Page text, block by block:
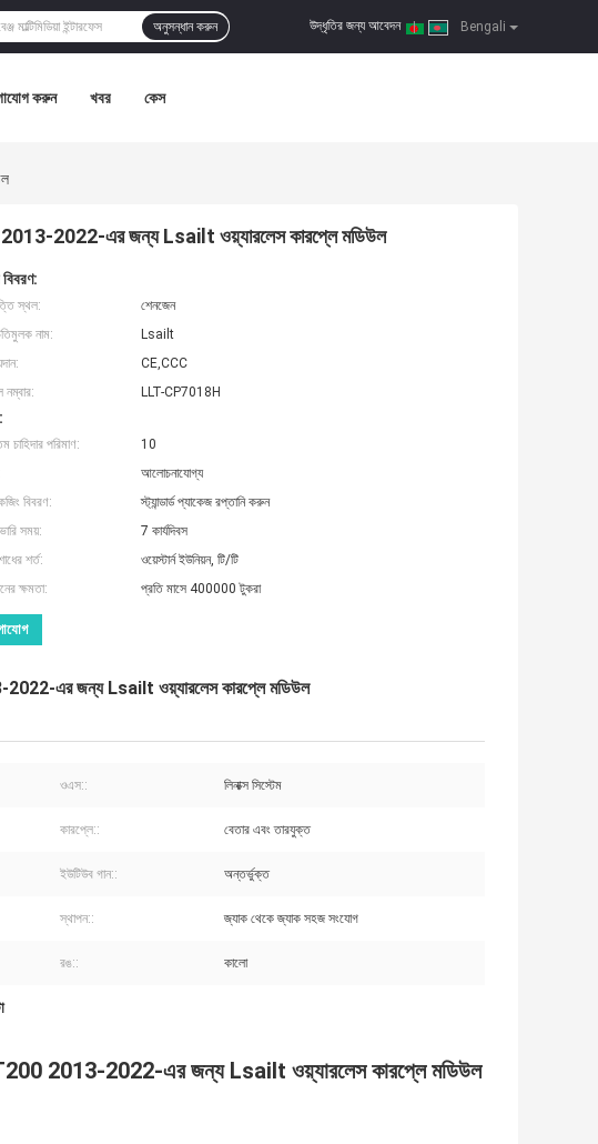
Bengali
উদ্ধৃতির জন্য আবেদন |
অনুসন্ধান করুন
করুন খবর কেস
2022-এর জন্য Lsailt ওয়্যারলেস কারপ্লে মডিউল
স্থল:
শেনজেন
নাম:
Lsailt
CE,CCC
নম্বার:
LLT-CP7018H
চাহিদার পরিমাণ:
10
আলোচনাযোগ্য
বিবরণ:
স্ট্যান্ডার্ড প্যাকেজ রপ্তানি করুন
সময়:
7 কার্যদিবস
শর্ত:
ওয়েস্টার্ন ইউনিয়ন, টি/টি
ক্ষমতা:
প্রতি মাসে 400000 টুকরা
এর জন্য Lsailt ওয়্যারলেস কারপ্লে মডিউল
ওএস:: লিনাক্স সিস্টেম
কারপ্লে:: বেতার এবং তারযুক্ত
ইউটিউব গান:: অন্তর্ভুক্ত
স্থাপন:: জ্যাক থেকে জ্যাক সহজ সংযোগ
রঙ:: কালো
2013-2022-এর জন্য Lsailt ওয়্যারলেস কারপ্লে মডিউল